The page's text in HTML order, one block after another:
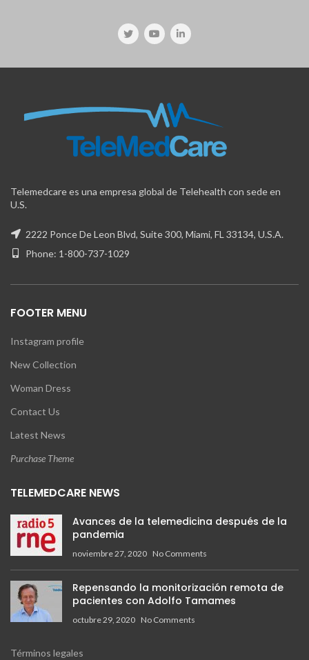
Telemedcare es una empresa global de Telehealth con sede en
U.S.
2222 Ponce De Leon Blvd, Suite 300, Miami, FL 33134, U.S.A.
Phone: 1-800-737-1029
FOOTER MENU
Instagram profile
New Collection
Woman Dress
Contact Us
Latest News
Purchase Theme
TELEMEDCARE NEWS
Avances de la telemedicina después de la
pandemia
noviembre 27, 2020 No Comments
Repensando la monitorización remota de
pacientes con Adolfo Tamames
octubre 29, 2020 No Comments
Términos legales